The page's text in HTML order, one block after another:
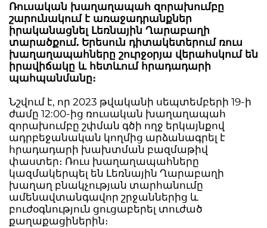
Ռուսական խաղաղապահ զորախումբը
շարունակում է առաջադրանքներ
իրականացնել Լեռնային Ղարաբաղի
տարածքում. Երեսուն դիտակետերում ռուս
խաղաղապահները շուրջօրյա վերահսկում են
իրավիճակը և հետևում հրադադարի
պահպանմանը։
Նշվում է, որ 2023 թվականի սեպտեմբերի 19-ի
ժամը 12:00-ից ռուսական խաղաղապահ
զորախումբը շփման գծի ողջ երկայնքով
ադրբեջանական կողմից արձանագրել է
հրադադարի խախտման բազմաթիվ
փաստեր։ Ռուս խաղաղապահները
կազմակերպել են Լեռնային Ղարաբաղի
խաղաղ բնակչության տարհանումը
ամենավտանգավոր շրջաններից և
բուժօգնություն ցուցաբերել տուժած
քաղաքացիներին։